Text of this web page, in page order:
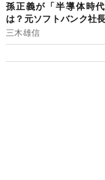
孫正義が「半導体時
は？元ソフトバンク社
三木雄信